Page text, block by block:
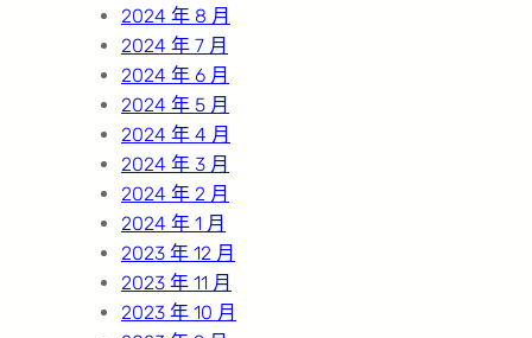
2024 年 8 月
2024 年 7 月
2024 年 6 月
2024 年 5 月
2024 年 4 月
2024 年 3 月
2024 年 2 月
2024 年 1 月
2023 年 12 月
2023 年 11 月
2023 年 10 月